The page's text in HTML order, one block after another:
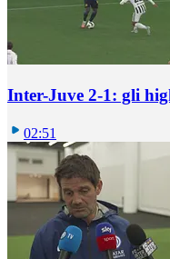
Inter-Juve 2-1: gli
02:51